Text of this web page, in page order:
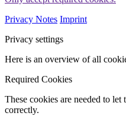
Privacy Notes Imprint
Privacy settings
Here is an overview of all
Required Cookies
These cookies are needed to
correctly.